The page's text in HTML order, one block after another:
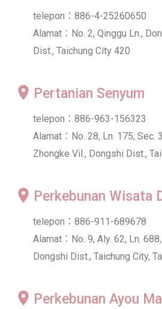
telepon：886-4-25260650
Alamat：No. 2, Qinggu Ln.,
Dist., Taichung City 420
Pertanian Senyum
telepon：886-963-156323
Alamat：No. 28, Ln. 175, Sec.
Zhongke Vil., Dongshi Dist.,
Perkebunan Wisata
telepon：886-911-689678
Alamat：No. 9, Aly. 62, Ln.
Dongshi Dist., Taichung City,
Perkebunan Ayou